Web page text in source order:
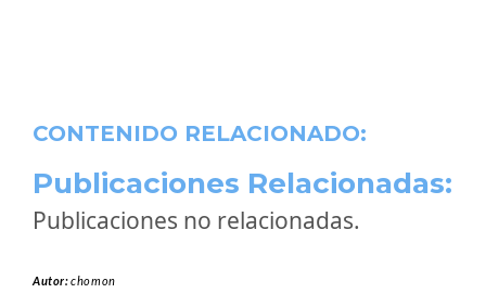
CONTENIDO RELACIONADO:
Publicaciones Relacionadas:
Publicaciones no relacionadas.
Autor:chomon